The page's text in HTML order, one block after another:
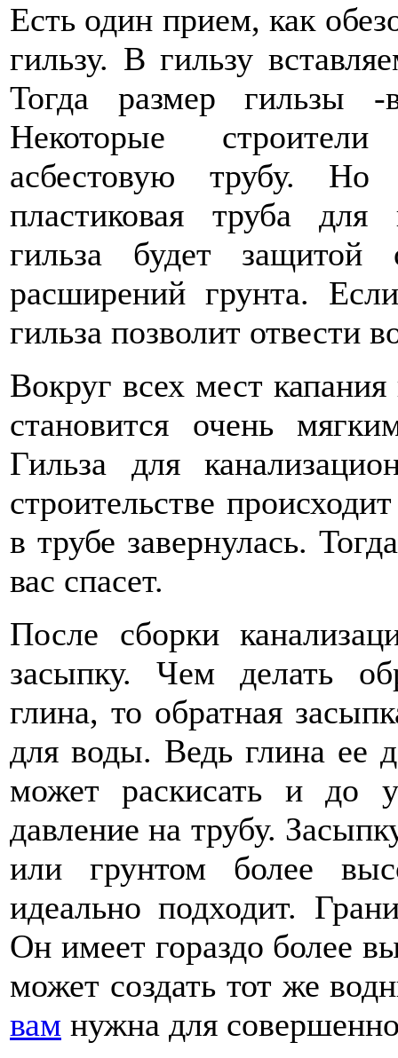
Есть один прием, как
гильзу. В гильзу
Тогда размер
Некоторые строители
асбестовую трубу.
пластиковая труба для
гильза будет
расширений грунта.
гильза позволит отвести
Вокруг всех мест
становится очень
Гильза для
строительстве
в трубе завернулась.
вас спасет.
После сборки
засыпку. Чем делать
глина, то обратная
для воды. Ведь глина ее
может раскисать и до
давление на трубу.
или грунтом более
идеально подходит.
Он имеет гораздо более
может создать тот же
вам нужна для